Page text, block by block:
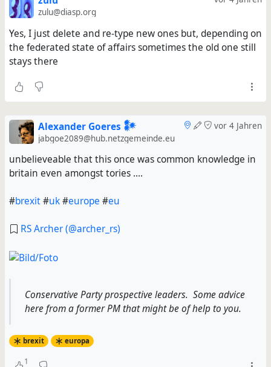
zulu@diasp.org
Yes, I just delete and re-type new ones but, depending on
the federated state of affairs sometimes the old one still
stays there
vor 4 Jahren
Alexander Goeres 𒀯
jabgoe2089@hub.netzgemeinde.eu
unbelieveable that this once was common knowledge in
britain even amongst tories ....
#brexit#uk#europe #eu
RS Archer (@archer_rs)
Conservative Party prospective leaders. Some advice
here from a former PM that might be of help to you.
brexit europa
1